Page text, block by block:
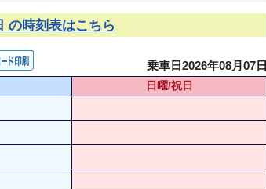
の時刻表はこちら
乗車日2026年08月07日
日曜/祝日